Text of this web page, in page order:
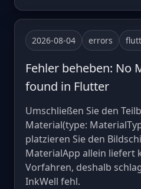
2026-08-04 errors
Fehler beheben: No
found in Flutter
Umschließen Sie den
Material(type:
platzieren Sie den
MaterialApp allein liefert
Vorfahren, deshalb
InkWell fehl.